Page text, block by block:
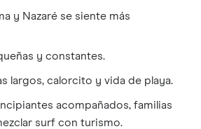
y Nazaré se siente más
y constantes.
largos, calorcito y vida de playa.
acompañados, familias
surf con turismo.